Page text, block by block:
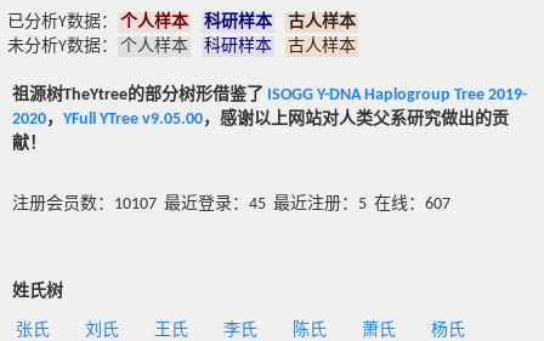
已分析Y数据： 个人样本 科研样本
古人样本
未分析Y数据：
个人样本 科研样本 古人样本
祖源树TheYtree的部分树形借鉴了 ISOGG Y-DNA Haplogroup Tree 2019-
2020， YFull YTree v9.05.00，感谢以上网站对人类父系研究做出的贡
献！
注册会员数：10107 最近登录：45 最近注册：5 在线：607
姓氏树
张氏 刘氏 王氏 李氏 陈氏 萧氏 杨氏